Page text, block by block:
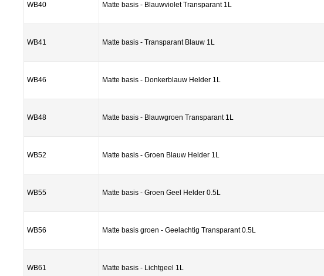
WB40 Matte basis - Blauwviolet Transparant 1L
WB41 Matte basis - Transparant Blauw 1L
WB46 Matte basis - Donkerblauw Helder 1L
WB48 Matte basis - Blauwgroen Transparant 1L
WB52 Matte basis - Groen Blauw Helder 1L
WB55 Matte basis - Groen Geel Helder 0.5L
WB56 Matte basis groen - Geelachtig Transparant 0.5L
WB61 Matte basis - Lichtgeel 1L